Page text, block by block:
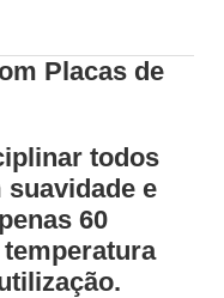
Placas de
todos
e
60